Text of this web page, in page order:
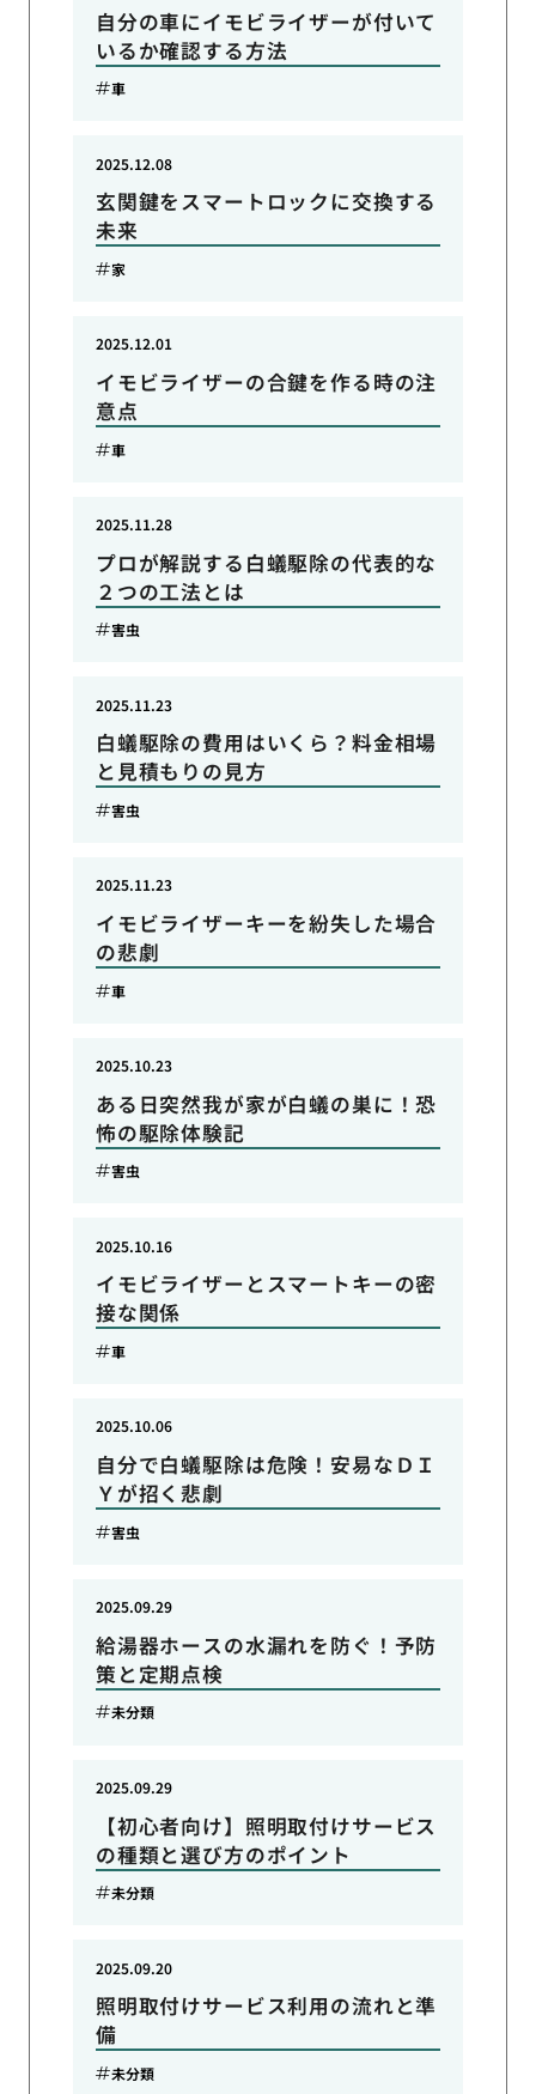
自分の車にイモビライザーが付いて
いるか確認する方法
車
玄関鍵をスマートロックに交換する
未来
2025.12.08
家
イモビライザーの合鍵を作る時の注
意点
2025.12.01
車
プロが解説する白蟻駆除の代表的な
２つの工法とは
2025.11.28
害虫
白蟻駆除の費用はいくら？料金相場
と見積もりの見方
2025.11.23
害虫
イモビライザーキーを紛失した場合
の悲劇
2025.11.23
車
ある日突然我が家が白蟻の巣に！恐
怖の駆除体験記
2025.10.23
害虫
イモビライザーとスマートキーの密
接な関係
2025.10.16
車
自分で白蟻駆除は危険！安易なＤＩ
Ｙが招く悲劇
2025.10.06
害虫
給湯器ホースの水漏れを防ぐ！予防
策と定期点検
2025.09.29
未分類
【初心者向け】照明取付けサービス
の種類と選び方のポイント
2025.09.29
未分類
照明取付けサービス利用の流れと準
備
2025.09.20
未分類